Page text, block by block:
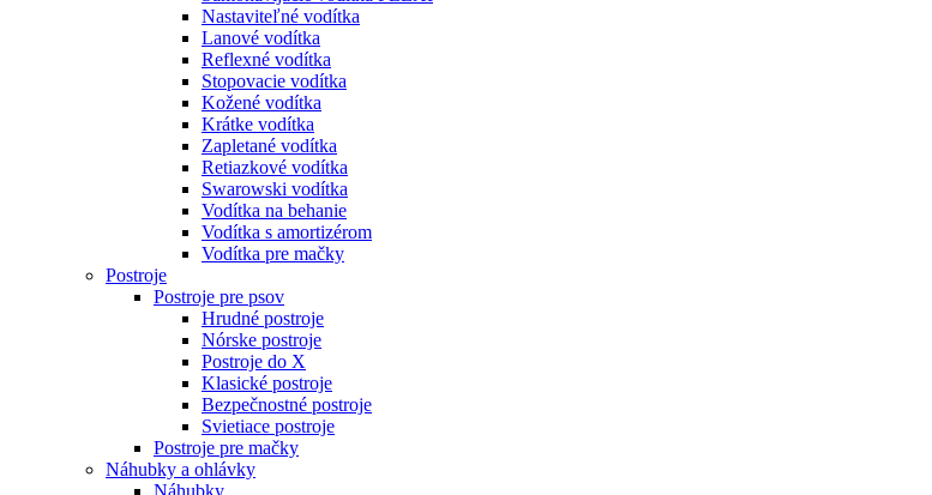
Nastaviteľné vodítka
Lanové vodítka
Reflexné vodítka
Stopovacie vodítka
Kožené vodítka
Krátke vodítka
Zapletané vodítka
Retiazkové vodítka
Swarowski vodítka
Vodítka na behanie
Vodítka s amortizérom
Vodítka pre mačky
Postroje
Postroje pre psov
Hrudné postroje
Nórske postroje
Postroje do X
Klasické postroje
Bezpečnostné postroje
Svietiace postroje
Postroje pre mačky
Náhubky a ohlávky
Náhubky